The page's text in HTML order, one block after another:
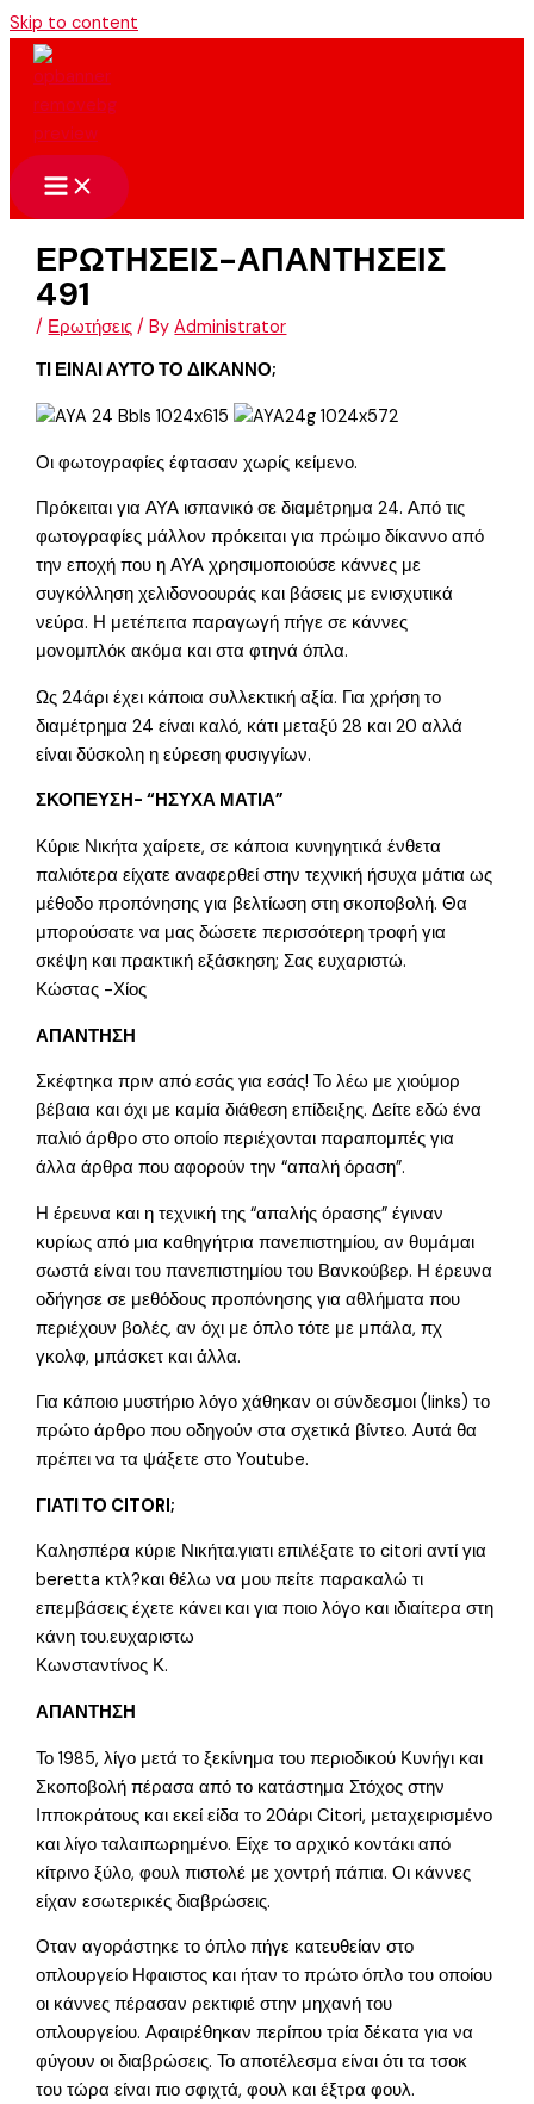
Skip to content
ΕΡΩΤΗΣΕΙΣ-ΑΠΑΝΤΗΣΕΙΣ
491
/ Ερωτήσεις / ByAdministrator
ΤΙ ΕΙΝΑΙ ΑΥΤΟ ΤΟ ΔΙΚΑΝΝΟ;
Οι φωτογραφίες έφτασαν χωρίς κείμενο.
Πρόκειται για ΑΥΑ ισπανικό σε διαμέτρημα 24. Από τις
φωτογραφίες μάλλον πρόκειται για πρώιμο δίκαννο από
την εποχή που η ΑΥΑ χρησιμοποιούσε κάννες με
συγκόλληση χελιδονοουράς και βάσεις με ενισχυτικά
νεύρα. Η μετέπειτα παραγωγή πήγε σε κάννες
μονομπλόκ ακόμα και στα φτηνά όπλα.
Ως 24άρι έχει κάποια συλλεκτική αξία. Για χρήση το
διαμέτρημα 24 είναι καλό, κάτι μεταξύ 28 και 20 αλλά
είναι δύσκολη η εύρεση φυσιγγίων.
ΣΚΟΠΕΥΣΗ- “ΗΣΥΧΑ ΜΑΤΙΑ”
Κύριε Νικήτα χαίρετε, σε κάποια κυνηγητικά ένθετα
παλιότερα είχατε αναφερθεί στην τεχνική ήσυχα μάτια ως
μέθοδο προπόνησης για βελτίωση στη σκοποβολή. Θα
μπορούσατε να μας δώσετε περισσότερη τροφή για
σκέψη και πρακτική εξάσκηση; Σας ευχαριστώ.
Κώστας -Χίος
ΑΠΑΝΤΗΣΗ
Σκέφτηκα πριν από εσάς για εσάς! Το λέω με χιούμορ
βέβαια και όχι με καμία διάθεση επίδειξης. Δείτε εδώ ένα
παλιό άρθρο στο οποίο περιέχονται παραπομπές για
άλλα άρθρα που αφορούν την “απαλή όραση”.
Η έρευνα και η τεχνική της “απαλής όρασης” έγιναν
κυρίως από μια καθηγήτρια πανεπιστημίου, αν θυμάμαι
σωστά είναι του πανεπιστημίου του Βανκούβερ. Η έρευνα
οδήγησε σε μεθόδους προπόνησης για αθλήματα που
περιέχουν βολές, αν όχι με όπλο τότε με μπάλα, πχ
γκολφ, μπάσκετ και άλλα.
Για κάποιο μυστήριο λόγο χάθηκαν οι σύνδεσμοι (links) το
πρώτο άρθρο που οδηγούν στα σχετικά βίντεο. Αυτά θα
πρέπει να τα ψάξετε στο Youtube.
ΓΙΑΤΙ ΤΟ CITORI;
Καλησπέρα κύριε Νικήτα.γιατι επιλέξατε το citori αντί για
beretta κτλ?και θέλω να μου πείτε παρακαλώ τι
επεμβάσεις έχετε κάνει και για ποιο λόγο και ιδιαίτερα στη
κάνη του.ευχαριστω
Κωνσταντίνος Κ.
ΑΠΑΝΤΗΣΗ
Το 1985, λίγο μετά το ξεκίνημα του περιοδικού Κυνήγι και
Σκοποβολή πέρασα από το κατάστημα Στόχος στην
Ιπποκράτους και εκεί είδα το 20άρι Citori, μεταχειρισμένο
και λίγο ταλαιπωρημένο. Είχε το αρχικό κοντάκι από
κίτρινο ξύλο, φουλ πιστολέ με χοντρή πάπια. Οι κάννες
είχαν εσωτερικές διαβρώσεις.
Οταν αγοράστηκε το όπλο πήγε κατευθείαν στο
οπλουργείο Ηφαιστος και ήταν το πρώτο όπλο του οποίου
οι κάννες πέρασαν ρεκτιφιέ στην μηχανή του
οπλουργείου. Αφαιρέθηκαν περίπου τρία δέκατα για να
φύγουν οι διαβρώσεις. Το αποτέλεσμα είναι ότι τα τσοκ
του τώρα είναι πιο σφιχτά, φουλ και έξτρα φουλ.